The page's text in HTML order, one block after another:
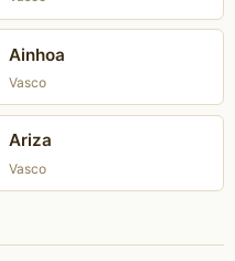
Ainhoa
Vasco
Ariza
Vasco